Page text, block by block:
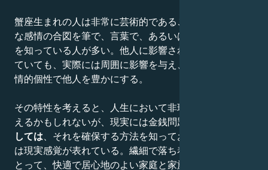
蟹座生まれの人は非常に芸術的であることが多く、豊か
な感情の合図を筆で、言葉で、あるいは歌で伝える方法
を知っている人が多い。他人に影響されやすいと思われ
ていても、実際には周囲に影響を与え、その魅力的な感
情的個性で他人を豊かにする。
その特性を考えると、人生において非現実的なように見
えるかもしれないが、現実には金銭問題や
しては、それを確保する方法を知っており、その行動に
は現実感覚が表れている。繊細で落ち着きのない彼らに
とって、快適で居心地のよい家庭と家族の福祉はとても